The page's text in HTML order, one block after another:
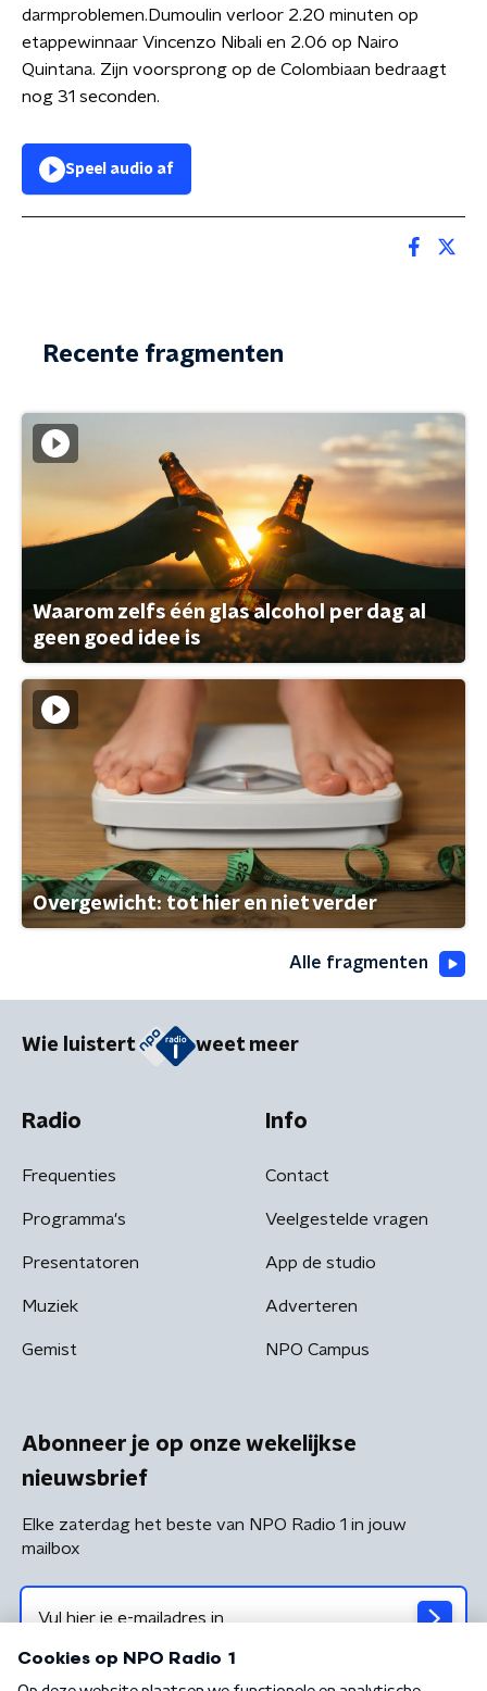
darmproblemen.Dumoulin verloor 2.20 minuten op
etappewinnaar Vincenzo Nibali en 2.06 op Nairo
Quintana. Zijn voorsprong op de Colombiaan bedraagt
nog 31 seconden.
Speel audio af
Recente fragmenten
Waarom zelfs één glas alcohol per dag al
geen goed idee is
Overgewicht: tot hier en niet verder
Alle fragmenten
Wie luistert weet meer
Radio
Frequenties
Programma's
Presentatoren
Muziek
Gemist
Info
Contact
Veelgestelde vragen
App de studio
Adverteren
NPO Campus
Abonneer je op onze wekelijkse
nieuwsbrief
Elke zaterdag het beste van NPO Radio 1 in jouw
mailbox